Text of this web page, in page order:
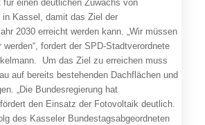
für einen deutlichen Zuwachs von
in Kassel, damit das Ziel der
2030 erreicht werden kann. „Wir müssen
fordert der SPD-Stadtverordnete
Um das Ziel zu erreichen muss
auf bereits bestehenden Dachflächen und
„Die Bundesregierung hat
den Einsatz der Fotovoltaik deutlich.
des Kasseler Bundestagsabgeordneten